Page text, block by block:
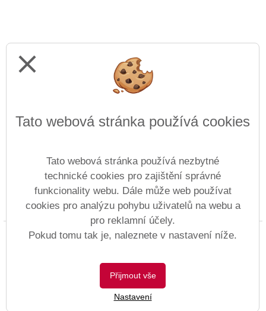
Prohlášení o přístupnosti Mapa webu Cookies
Copyright © 1997 - 2026 ZŠ Anežky České &
Postaveno ve službě
VlastníŠkolníWeb.cz
| Na redakčním
Vitalex CMS
close
Tato webová stránka používá cookies
Tato webová stránka používá nezbytné
technické cookies pro zajištění správné
funkcionality webu. Dále může web používat
cookies pro analýzu pohybu uživatelů na webu a
pro reklamní účely.
Pokud tomu tak je, naleznete v nastavení níže.
Přijmout vše
Nastavení